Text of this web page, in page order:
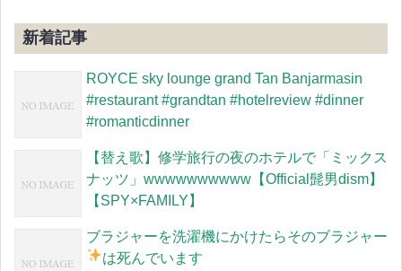
新着記事
ROYCE sky lounge grand Tan Banjarmasin
#restaurant #grandtan #hotelreview #dinner
#romanticdinner
【替え歌】修学旅行の夜のホテルで「ミックス
ナッツ」wwwwwwwwww【Official髭男dism】
【SPY×FAMILY】
ブラジャーを洗濯機にかけたらそのブラジャー
は死んでいます